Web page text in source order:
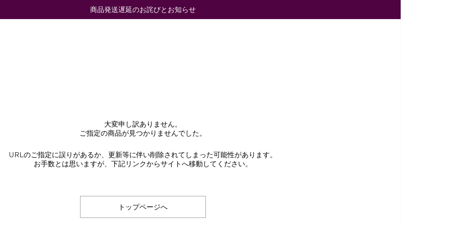
商品発送遅延のお詫びとお知らせ
大変申し訳ありません。
ご指定の商品が見つかりませんでした。
URLのご指定に誤りがあるか、更新等に伴い削除されてしまった可能性があります。
お手数とは思いますが、下記リンクからサイトへ移動してください。
トップページへ